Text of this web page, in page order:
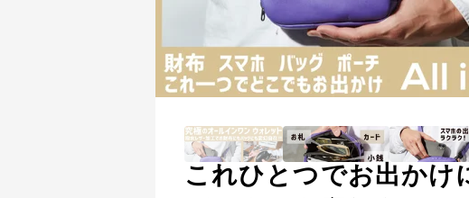
これひとつでお出かけ